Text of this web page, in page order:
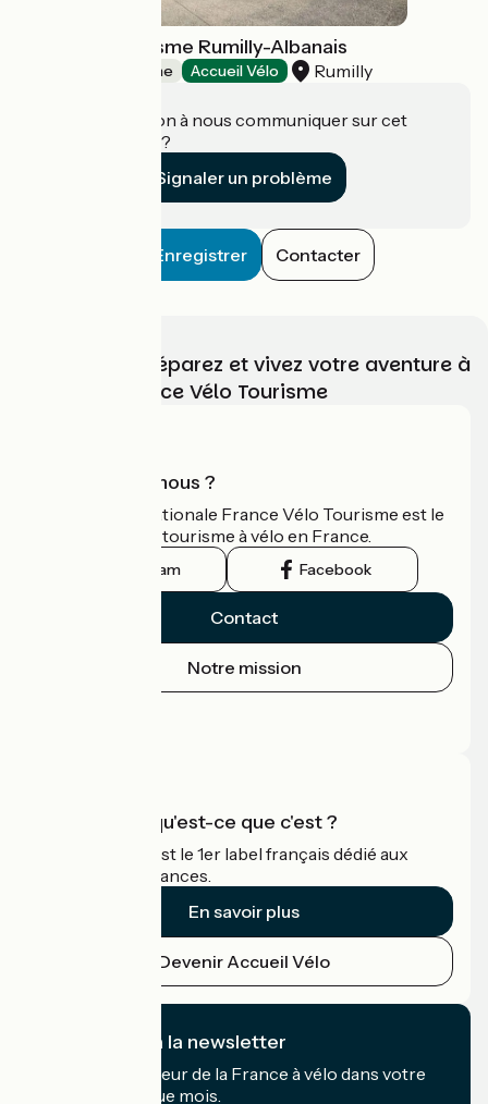
Office de Tourisme Rumilly-Albanais
Offices de Tourisme Accueil Vélo Rumilly
Une information à nous communiquer sur cet
établissement ?
Signaler un problème
Enregistrer Contacter
Choisissez, préparez et vivez votre aventure à
vélo avec France Vélo Tourisme
Qui sommes-nous ?
L'association nationale France Vélo Tourisme est le
guide officiel du tourisme à vélo en France.
Instagram Facebook
Contact
Notre mission
Accueil Vélo qu'est-ce que c'est ?
Accueil Vélo c'est le 1er label français dédié aux
cyclistes en vacances.
En savoir plus
Devenir Accueil Vélo
Je m'abonne à la newsletter
Recevez le meilleur de la France à vélo dans votre
boîte mail chaque mois.